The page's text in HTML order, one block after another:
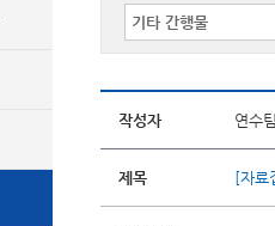
작성자 연수팀
제목 [자료